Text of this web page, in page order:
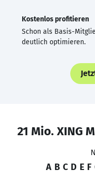
Kostenlos profitieren
Schon als Basis-
deutlich optimieren.
21 Mio. XING
A B C D E F